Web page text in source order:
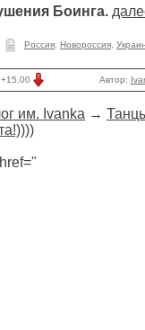
Боинга.
Россия Новороссия
+15.00 Автор:
им. Ivanka →